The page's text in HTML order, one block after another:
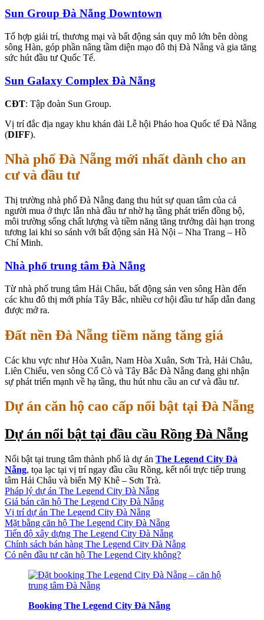
Sun Group Đà Nẵng Downtown
Tổ hợp giải trí, thương mại và bất động sản quy mô lớn bên dòng
sông Hàn, góp phần nâng tầm diện mạo đô thị Đà Nẵng và gia tăng
sức hút đầu tư Quốc Tế.
Sun Galaxy Complex Đà Nẵng
CĐT: Tập đoàn Sun Group.
Vị trí đắc địa ngay khu khán đài Lễ hội Pháo hoa Quốc tế Đà Nẵng
(DIFF).
Nhà phố Đà Nẵng mới nhất dành cho an
cư và đầu tư
Thị trường nhà phố Đà Nẵng đang thu hút sự quan tâm của cả
người mua ở thực lẫn nhà đầu tư nhờ hạ tầng phát triển đồng bộ,
môi trường sống chất lượng và tiềm năng tăng trưởng dài hạn trong
tương lai khi so sánh với bất động sản Hà Nội – Nha Trang – Hồ
Chí Minh.
Nhà phố trung tâm Đà Nẵng
Từ nhà phố trung tâm Hải Châu, bất động sản ven sông Hàn đến
các khu đô thị mới phía Tây Bắc, nhiều cơ hội đầu tư hấp dẫn đang
được mở ra.
Đất nền Đà Nẵng tiềm năng tăng giá
Các khu vực như Hòa Xuân, Nam Hòa Xuân, Sơn Trà, Hải Châu,
Liên Chiểu, ven sông Cổ Cò và Tây Bắc Đà Nẵng đang ghi nhận
sự phát triển mạnh về hạ tầng, thu hút nhu cầu an cư và đầu tư.
Dự án căn hộ cao cấp nổi bật tại Đà Nẵng
Dự án nổi bật tại đầu cầu Rồng Đà Nẵng
Nổi bật tại trung tâm thành phố là dự án The Legend City Đà
Nẵng, tọa lạc tại vị trí ngay đầu cầu Rồng, kết nối trực tiếp trung
tâm Hải Châu và biển Mỹ Khê – Sơn Trà.
Pháp lý dự án The Legend City Đà Nẵng
Giá bán căn hộ The Legend City Đà Nẵng
Vị trí dự án The Legend City Đà Nẵng
Mặt bằng căn hộ The Legend City Đà Nẵng
Tiến độ xây dựng The Legend City Đà Nẵng
Chính sách bán hàng The Legend City Đà Nẵng
Có nên đầu tư căn hộ The Legend City không?
Booking The Legend City Đà Nẵng